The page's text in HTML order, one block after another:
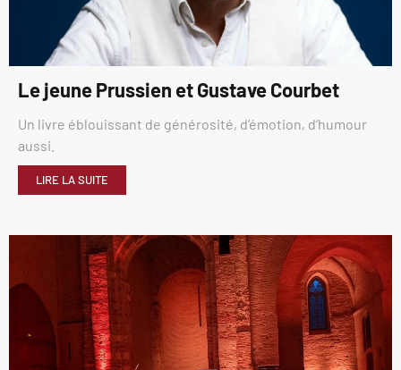
Le jeune Prussien et Gustave Courbet
Un livre éblouissant de générosité, d’émotion, d’humour
aussi.
LIRE LA SUITE